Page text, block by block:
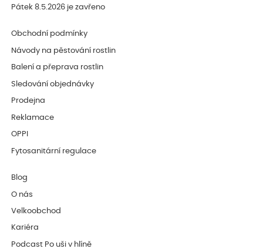
Pátek 8.5.2026 je zavřeno
Obchodní podmínky
Návody na pěstování rostlin
Balení a přeprava rostlin
Sledování objednávky
Prodejna
Reklamace
OPPI
Fytosanitární regulace
Blog
O nás
Velkoobchod
Kariéra
Podcast Po uši v hlíně